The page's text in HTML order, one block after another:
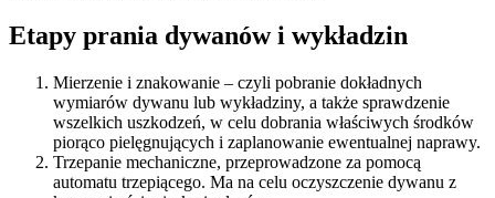
Etapy prania dywanów i wykładzin
Mierzenie i znakowanie – czyli pobranie dokładnych
wymiarów dywanu lub wykładziny, a także sprawdzenie
wszelkich uszkodzeń, w celu dobrania właściwych środków
piorąco pielęgnujących i zaplanowanie ewentualnej naprawy.
Trzepanie mechaniczne, przeprowadzone za pomocą
automatu trzepiącego. Ma na celu oczyszczenie dywanu z